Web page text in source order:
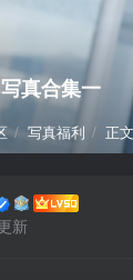
真合集一
写真福利 正文
新